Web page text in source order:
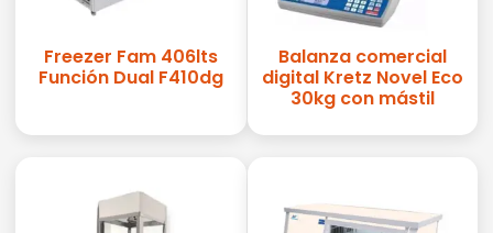
Freezer Fam 406lts
Función Dual F410dg
Balanza comercial
digital Kretz Novel Eco
30kg con mástil